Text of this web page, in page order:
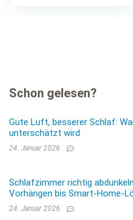
Schon gelesen?
Gute Luft, besserer Schlaf:
unterschätzt wird
24. Januar 2026
Schlafzimmer richtig
Vorhängen bis Smart-Home-
24. Januar 2026